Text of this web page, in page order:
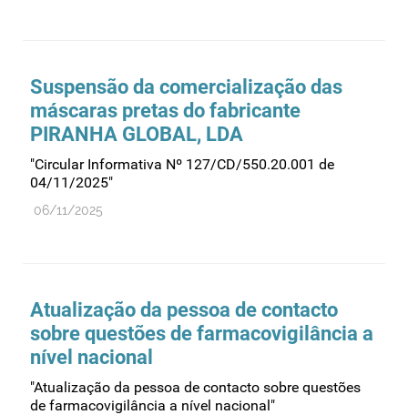
Suspensão da comercialização das
máscaras pretas do fabricante
PIRANHA GLOBAL, LDA
"Circular Informativa Nº 127/CD/550.20.001 de
04/11/2025"
06/11/2025
Atualização da pessoa de contacto
sobre questões de farmacovigilância a
nível nacional
"Atualização da pessoa de contacto sobre questões
de farmacovigilância a nível nacional"